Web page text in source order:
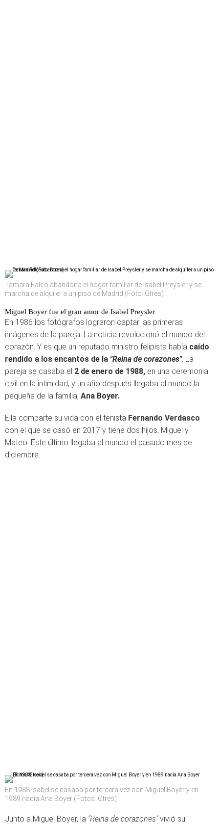
Tamara Falcó abandona el hogar familiar de Isabel Preysler y se
marcha de alquiler a un piso de Madrid (Foto: Gtres)
Miguel Boyer fue el gran amor de Isabel Preysler
En 1986 los fotógrafos lograron captar las primeras
imágenes de la pareja. La noticia revolucionó el mundo del
corazón. Y es que un reputado ministro felipista había caído
rendido a los encantos de la "Reina de corazones". La
pareja se casaba el 2 de enero de 1988, en una ceremonia
civil en la intimidad, y un año después llegaba al mundo la
pequeña de la familia, Ana Boyer.
Ella comparte su vida con el tenista Fernando Verdasco
con el que se casó en 2017 y tiene dos hijos, Miguel y
Mateo. Éste último llegaba al mundo el pasado mes de
diciembre.
En 1988 Isabel se casaba por tercera vez con Miguel Boyer y en
1989 nacía Ana Boyer (Fotos: Gtres)
Junto a Miguel Boyer, la "Reina de corazones"vivió su